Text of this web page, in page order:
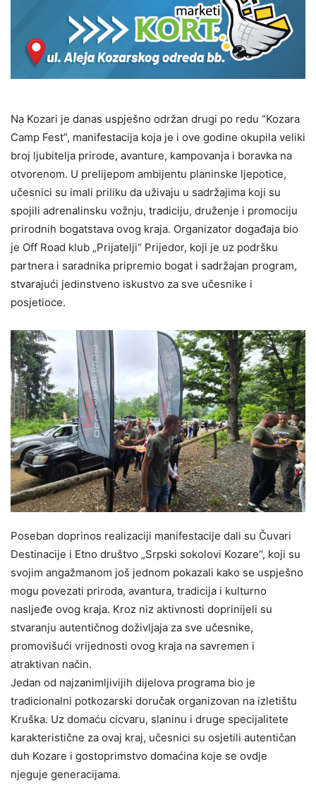
Na Kozari je danas uspješno održan drugi po redu “Kozara
Camp Fest”, manifestacija koja je i ove godine okupila veliki
broj ljubitelja prirode, avanture, kampovanja i boravka na
otvorenom. U prelijepom ambijentu planinske ljepotice,
učesnici su imali priliku da uživaju u sadržajima koji su
spojili adrenalinsku vožnju, tradiciju, druženje i promociju
prirodnih bogatstava ovog kraja. Organizator događaja bio
je Off Road klub „Prijatelji“ Prijedor, koji je uz podršku
partnera i saradnika pripremio bogat i sadržajan program,
stvarajući jedinstveno iskustvo za sve učesnike i
posjetioce.
Poseban doprinos realizaciji manifestacije dali su Čuvari
Destinacije i Etno društvo „Srpski sokolovi Kozare“, koji su
svojim angažmanom još jednom pokazali kako se uspješno
mogu povezati priroda, avantura, tradicija i kulturno
nasljeđe ovog kraja. Kroz niz aktivnosti doprinijeli su
stvaranju autentičnog doživljaja za sve učesnike,
promovišući vrijednosti ovog kraja na savremen i
atraktivan način.
Jedan od najzanimljivijih dijelova programa bio je
tradicionalni potkozarski doručak organizovan na izletištu
Kruška. Uz domaću cicvaru, slaninu i druge specijalitete
karakteristične za ovaj kraj, učesnici su osjetili autentičan
duh Kozare i gostoprimstvo domaćina koje se ovdje
njeguje generacijama.